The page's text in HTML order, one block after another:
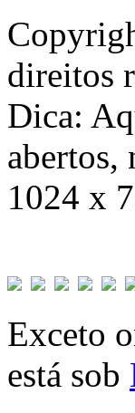
direitos
Dica:
abertos,
1024 x
Exceto
está sob